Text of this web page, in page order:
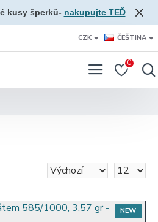
kusy šperků- nakupujte TEĎ
CZK ČEŠTINA
0
NEW